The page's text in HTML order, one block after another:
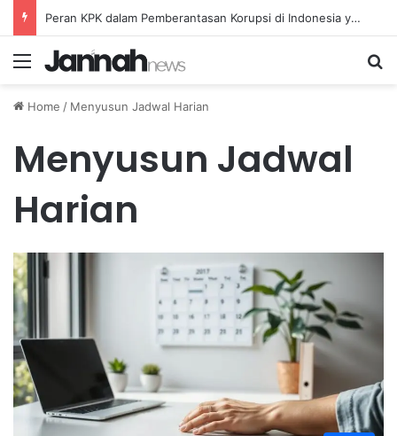
Peran KPK dalam Pemberantasan Korupsi di Indonesia yang Efektif dan Terukur
Menu
Home / Menyusun Jadwal Harian
Menyusun Jadwal
Harian